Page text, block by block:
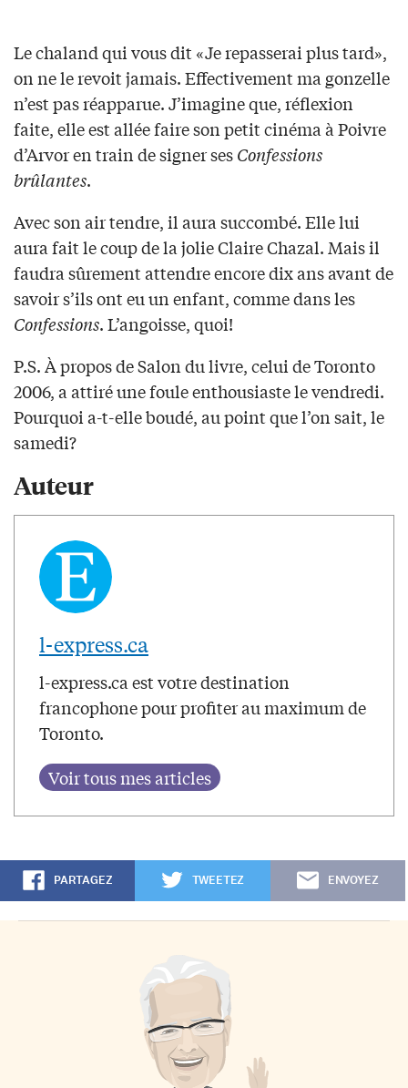
Le chaland qui vous dit «Je repasserai plus tard»,
on ne le revoit jamais. Effectivement ma gonzelle
n’est pas réapparue. J’imagine que, réflexion
faite, elle est allée faire son petit cinéma à Poivre
d’Arvor en train de signer sesConfessions
brûlantes.
Avec son air tendre, il aura succombé. Elle lui
aura fait le coup de la jolie Claire Chazal. Mais il
faudra sûrement attendre encore dix ans avant de
savoir s’ils ont eu un enfant, comme dans les
Confessions. L’angoisse, quoi!
P.S. À propos de Salon du livre, celui de Toronto
2006, a attiré une foule enthousiaste le vendredi.
Pourquoi a-t-elle boudé, au point que l’on sait, le
samedi?
Auteur
l-express.ca
l-express.ca est votre destination
francophone pour profiter au maximum de
Toronto.
PARTAGEZ TWEETEZ ENVOYEZ